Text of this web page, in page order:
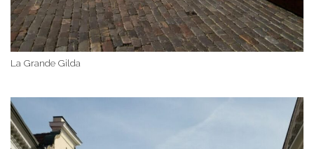
La Grande Gilda